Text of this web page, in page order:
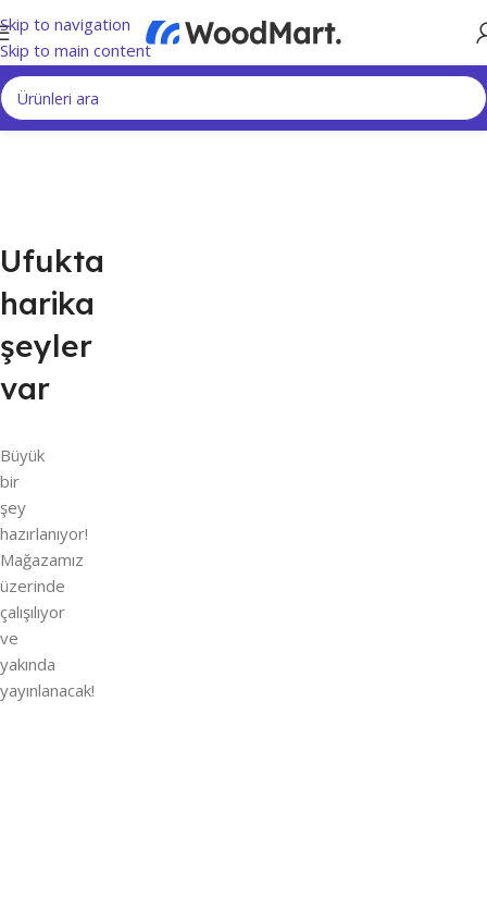
Skip to navigation
Skip to main content
Ufukta
harika
şeyler
var
Büyük
bir
şey
hazırlanıyor!
Mağazamız
üzerinde
çalışılıyor
ve
yakında
yayınlanacak!